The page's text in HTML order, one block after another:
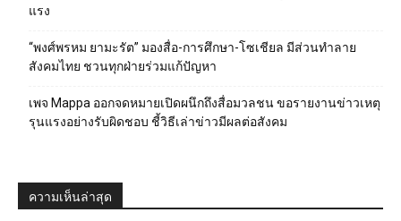
แรง
“พงศ์พรหม ยามะรัต” มองสื่อ-การศึกษา-โซเชียล มีส่วนทำลาย
สังคมไทย ชวนทุกฝ่ายร่วมแก้ปัญหา
เพจ Mappa ออกจดหมายเปิดผนึกถึงสื่อมวลชน ขอรายงานข่าวเหตุ
รุนแรงอย่างรับผิดชอบ ชี้วิธีเล่าข่าวมีผลต่อสังคม
ความเห็นล่าสุด